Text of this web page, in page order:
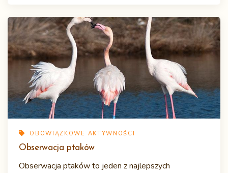
OBOWIĄZKOWE AKTYWNOŚCI
Obserwacja ptaków
Obserwacja ptaków to jeden z najlepszych